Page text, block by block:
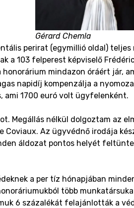
Gérard Chemla
perirat (egymillió oldal) teljes
a 103 felperest képviselő
honorárium mindazon óráért jár,
napidíj kompenzálja a
1700 euró volt ügyfelenként.
Megállás nélkül dolgoztam az
Coviaux. Az ügyvédnő irodája
áldozat pontos helyét
a per tíz hónapjában
több
6 százalékát felajánlották a